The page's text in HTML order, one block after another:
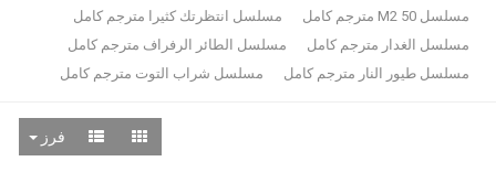
مسلسل 50 M2 مترجم كامل
مسلسل انتظرتك كثيرا مترجم كامل
مسلسل الغدار مترجم كامل
مسلسل الطائر الرفراف مترجم كامل
مسلسل طيور النار مترجم كامل
مسلسل شراب التوت مترجم كامل
فرز